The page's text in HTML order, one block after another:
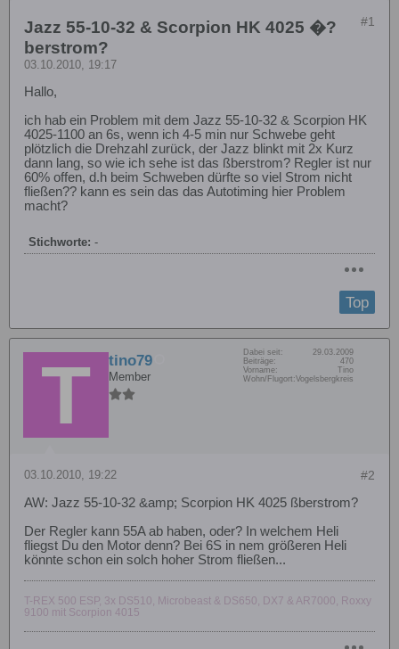
#1
Jazz 55-10-32 & Scorpion HK 4025 �?
berstrom?
03.10.2010, 19:17
Hallo,
ich hab ein Problem mit dem Jazz 55-10-32 & Scorpion HK
4025-1100 an 6s, wenn ich 4-5 min nur Schwebe geht
plötzlich die Drehzahl zurück, der Jazz blinkt mit 2x Kurz
dann lang, so wie ich sehe ist das ßberstrom? Regler ist nur
60% offen, d.h beim Schweben dürfte so viel Strom nicht
fließen?? kann es sein das das Autotiming hier Problem
macht?
Stichworte: -
Top
tino79
Member
Dabei seit:
29.03.2009
Beiträge:
470
Vorname:
Tino
Wohn/Flugort:Vogelsbergkreis
#2
03.10.2010, 19:22
AW: Jazz 55-10-32 &amp; Scorpion HK 4025 ßberstrom?
Der Regler kann 55A ab haben, oder? In welchem Heli
fliegst Du den Motor denn? Bei 6S in nem größeren Heli
könnte schon ein solch hoher Strom fließen...
T-REX 500 ESP, 3x DS510, Microbeast & DS650, DX7 & AR7000, Roxxy
9100 mit Scorpion 4015